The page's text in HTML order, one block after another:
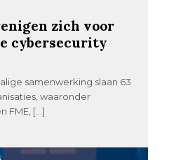
zich voor
cybersecurity
samenwerking slaan 63
waaronder
FME, […]